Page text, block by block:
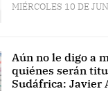
MIÉRCOLES 10 DE
Aún no le digo a
quiénes serán
Sudáfrica: Javier